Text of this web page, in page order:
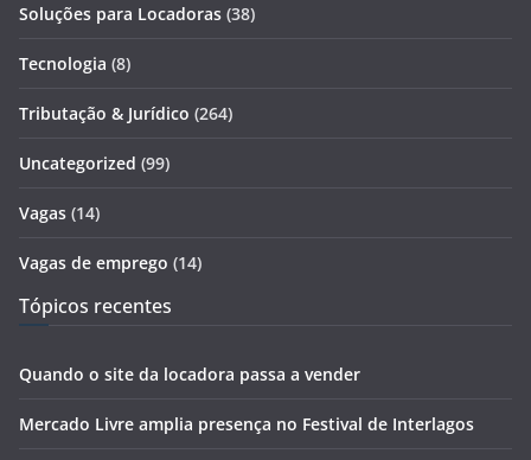
Soluções para Locadoras (38)
Tecnologia (8)
Tributação & Jurídico (264)
Uncategorized (99)
Vagas (14)
Vagas de emprego (14)
Tópicos recentes
Quando o site da locadora passa a vender
Mercado Livre amplia presença no Festival de Interlagos